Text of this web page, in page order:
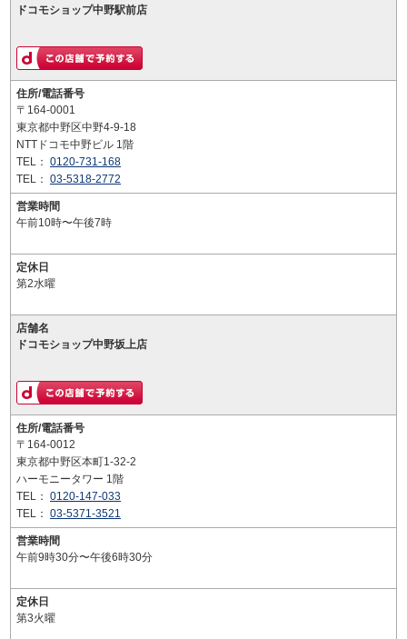
ドコモショップ中野駅前店
住所/電話番号
〒164-0001
東京都中野区中野4-9-18
NTTドコモ中野ビル 1階
TEL： 0120-731-168
TEL： 03-5318-2772
営業時間
午前10時〜午後7時
定休日
第2水曜
店舗名
ドコモショップ中野坂上店
住所/電話番号
〒164-0012
東京都中野区本町1-32-2
ハーモニータワー 1階
TEL： 0120-147-033
TEL： 03-5371-3521
営業時間
午前9時30分〜午後6時30分
定休日
第3火曜